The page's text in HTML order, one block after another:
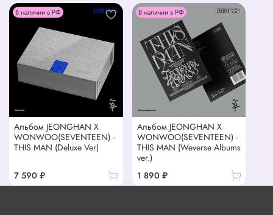
В наличии в РФ
Альбом JEONGHAN X
WONWOO(SEVENTEEN) -
THIS MAN (Deluxe Ver)
7 590 ₽
В наличии в РФ
Альбом JEONGHAN X
WONWOO(SEVENTEEN) -
THIS MAN (Weverse Albums
ver.)
1 890 ₽